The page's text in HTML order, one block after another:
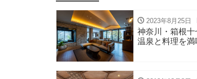
2023年8月25日
神奈川・箱根
温泉と料理を満